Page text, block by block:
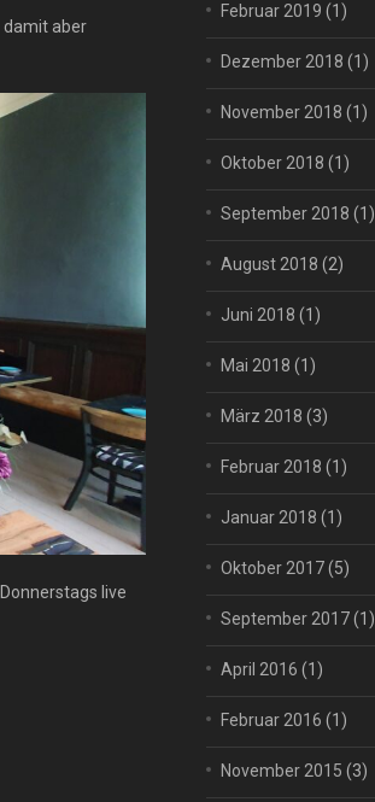
damit aber
live
Februar 2019 (1)
Dezember 2018 (1)
November 2018 (1)
Oktober 2018 (1)
September 2018 (1)
August 2018 (2)
Juni 2018 (1)
Mai 2018 (1)
März 2018 (3)
Februar 2018 (1)
Januar 2018 (1)
Oktober 2017(5)
September 2017(1)
April 2016 (1)
Februar 2016 (1)
November 2015 (3)